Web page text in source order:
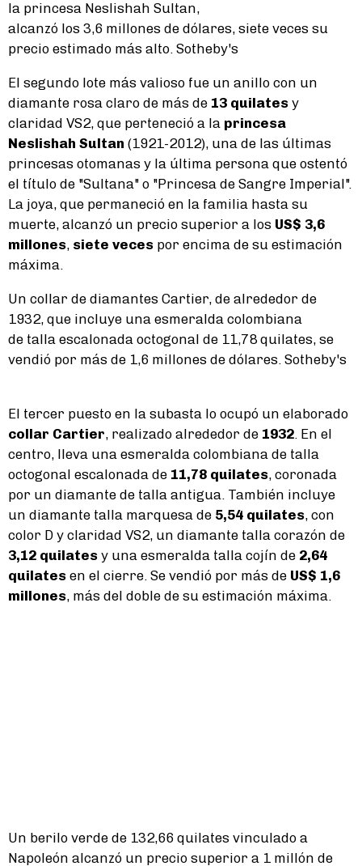
la princesa Neslishah Sultan,
alcanzó los 3,6 millones de dólares, siete veces su
precio estimado más alto. Sotheby's
El segundo lote más valioso fue un anillo con un
diamante rosa claro de más de 13 quilates y
claridad VS2, que perteneció a la princesa
Neslishah Sultan (1921-2012), una de las últimas
princesas otomanas y la última persona que ostentó
el título de "Sultana" o "Princesa de Sangre Imperial".
La joya, que permaneció en la familia hasta su
muerte, alcanzó un precio superior a los US$ 3,6
millones, siete veces por encima de su estimación
máxima.
Un collar de diamantes Cartier, de alrededor de
1932, que incluye una esmeralda colombiana
de talla escalonada octogonal de 11,78 quilates, se
vendió por más de 1,6 millones de dólares. Sotheby's
El tercer puesto en la subasta lo ocupó un elaborado
collar Cartier, realizado alrededor de 1932 . En el
centro, lleva una esmeralda colombiana de talla
octogonal escalonada de 11,78 quilates, coronada
por un diamante de talla antigua. También incluye
un diamante talla marquesa de 5,54 quilates, con
color D y claridad VS2, un diamante talla corazón de
3,12 quilates y una esmeralda talla cojín de 2,64
quilates en el cierre. Se vendió por más de US$ 1,6
millones, más del doble de su estimación máxima.
Un berilo verde de 132,66 quilates vinculado a
Napoleón alcanzó un precio superior a 1 millón de